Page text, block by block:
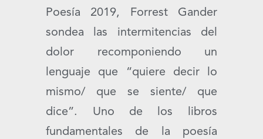
Poesía 2019, Forrest Gander
sondea las intermitencias del
dolor recomponiendo un
lenguaje que “quiere decir lo
mismo/ que se siente/ que
dice”. Uno de los libros
fundamentales de la poesía